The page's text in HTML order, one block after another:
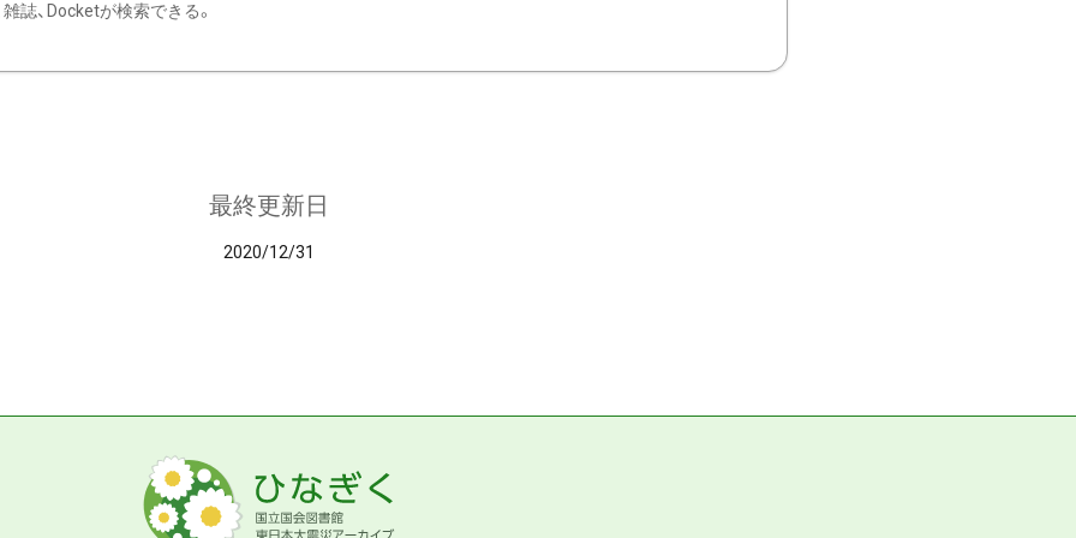
雑誌、Docketが検索できる。
最終更新日
2020/12/31